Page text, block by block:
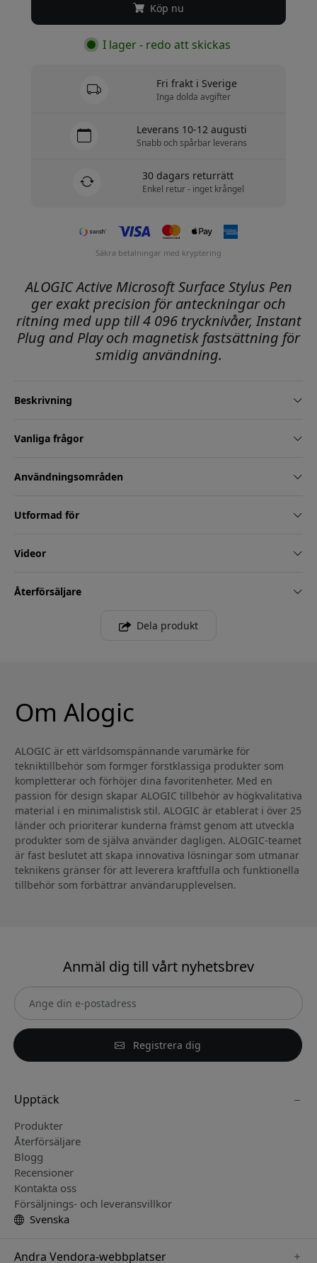
Köp nu
I lager - redo att skickas
Fri frakt i Sverige
Inga dolda avgifter
Leverans 10-12 augusti
Snabb och spårbar leverans
30 dagars returrätt
Enkel retur - inget krångel
Säkra betalningar med kryptering
ALOGIC Active Microsoft Surface Stylus Pen
ger exakt precision för anteckningar och
ritning med upp till 4 096 trycknivåer, Instant
Plug and Play och magnetisk fastsättning för
smidig användning.
Beskrivning
Vanliga frågor
Användningsområden
Utformad för
Videor
Återförsäljare
Dela produkt
Om Alogic
ALOGIC är ett världsomspännande varumärke för
tekniktillbehör som formger förstklassiga produkter som
kompletterar och förhöjer dina favoritenheter. Med en
passion för design skapar ALOGIC tillbehör av högkvalitativa
material i en minimalistisk stil. ALOGIC är etablerat i över 25
länder och prioriterar kunderna främst genom att utveckla
produkter som de själva använder dagligen. ALOGIC-teamet
är fast beslutet att skapa innovativa lösningar som utmanar
teknikens gränser för att leverera kraftfulla och funktionella
tillbehör som förbättrar användarupplevelsen.
Anmäl dig till vårt nyhetsbrev
Registrera dig
Upptäck
Produkter
Återförsäljare
Blogg
Recensioner
Kontakta oss
Försäljnings- och leveransvillkor
Svenska
Andra Vendora-webbplatser